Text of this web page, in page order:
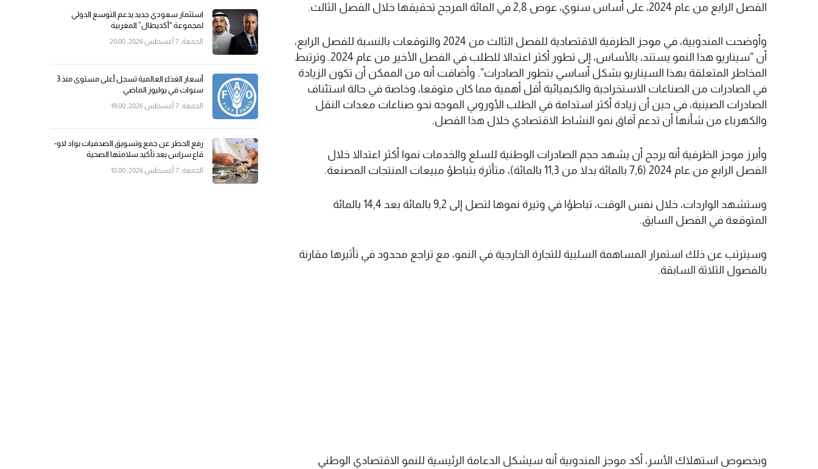
الفصل الرابع من عام 2024، على أساس سنوي، عوض 2,8 في المائة المرجح تحقيقها خلال الفصل الثالث.
وأوضحت المندوبية، في موجز الظرفية الاقتصادية للفصل الثالث من 2024 والتوقعات بالنسبة للفصل الرابع،
أن “سيناريو هذا النمو يستند، بالأساس، إلى تطور أكثر اعتدالا للطلب في الفصل الأخير من عام 2024. وترتبط
المخاطر المتعلقة بهذا السيناريو بشكل أساسي بتطور الصادرات”. وأضافت أنه من الممكن أن تكون الزيادة
في الصادرات من الصناعات الاستخراجية والكيميائية أقل أهمية مما كان متوقعا، وخاصة في حالة استئناف
الصادرات الصينية، في حين أن زيادة أكثر استدامة في الطلب الأوروبي الموجه نحو صناعات معدات النقل
والكهرباء من شأنها أن تدعم آفاق نمو النشاط الاقتصادي خلال هذا الفصل.
وأبرز موجز الظرفية أنه يرجح أن يشهد حجم الصادرات الوطنية للسلع والخدمات نموا أكثر اعتدالا خلال
الفصل الرابع من عام 2024 (7,6 بالمائة بدلا من 11,3 بالمائة)، متأثرة بتباطؤ مبيعات المنتجات المصنعة.
وستشهد الواردات، خلال نفس الوقت، تباطؤا في وتيرة نموها لتصل إلى 9,2 بالمائة بعد 14,4 بالمائة
المتوقعة في الفصل السابق.
وسيترتب عن ذلك استمرار المساهمة السلبية للتجارة الخارجية في النمو، مع تراجع محدود في تأثيرها مقارنة
بالفصول الثلاثة السابقة.
وبخصوص استهلاك الأسر، أكد موجز المندوبية أنه سيشكل الدعامة الرئيسية للنمو الاقتصادي الوطني
استثمار سعودي جديد يدعم التوسع الدولي
لمجموعة “أكديطال” المغربية
الجمعة, 7 أغسطس 2026, 20:00
أسعار الغذاء العالمية تسجل أعلى مستوى منذ 3
سنوات في يوليوز الماضي
الجمعة, 7 أغسطس 2026, 19:00
رفع الحظر عن جمع وتسويق الصدفيات بواد لاو-
قاع سراس بعد تأكيد سلامتها الصحية
الجمعة, 7 أغسطس 2026, 18:00